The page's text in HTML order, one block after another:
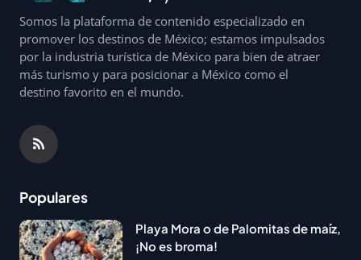
Somos la plataforma de contenido especializado en
promover los destinos de México; estamos impulsados
por la industria turística de México para bien de atraer
más turismo y para posicionar a México como el
destino favorito en el mundo.
Populares
Playa Mora o de Palomitas de maíz,
¡No es broma!